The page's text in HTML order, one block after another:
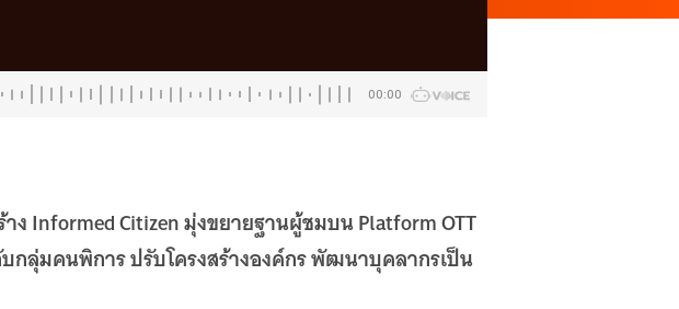
00:00
ง Informed Citizen มุ่งขยายฐานผู้ชมบน Platform OTT
กลุ่มคนพิการ ปรับโครงสร้างองค์กร พัฒนาบุคลากรเป็น